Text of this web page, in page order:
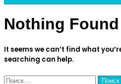
for
Nothing Found
It seems we can’t find what
searching can help.
Найти: